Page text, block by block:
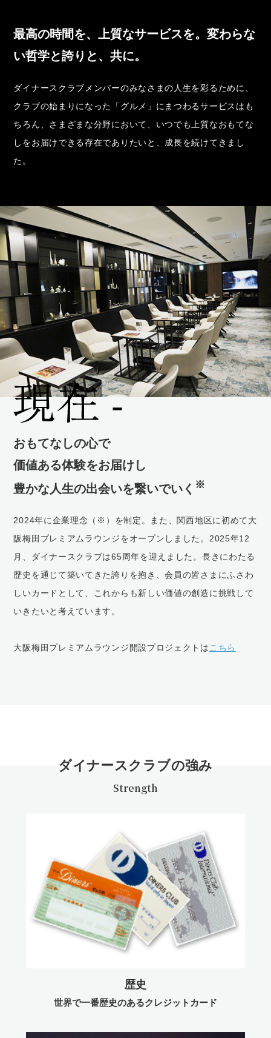
最高の時間を、上質なサービスを。変わらな
い哲学と誇りと、共に。
ダイナースクラブメンバーのみなさまの人生を彩るために、
クラブの始まりになった「グルメ」にまつわるサービスはも
ちろん、さまざまな分野において、いつでも上質なおもてな
しをお届けできる存在でありたいと、成長を続けてきまし
た。
おもてなしの心で
価値ある体験をお届けし
豊かな人生の出会いを繋いでいく ※
2024年に企業理念（※）を制定。また、関西地区に初めて大
阪梅田プレミアムラウンジをオープンしました。2025年12
月、ダイナースクラブは65周年を迎えました。長きにわたる
歴史を通じて築いてきた誇りを抱き、会員の皆さまにふさわ
しいカードとして、これからも新しい価値の創造に挑戦して
いきたいと考えています。
大阪梅田プレミアムラウンジ開設プロジェクトはこちら
ダイナースクラブの強み
Strength
歴史
世界で一番歴史のあるクレジットカード